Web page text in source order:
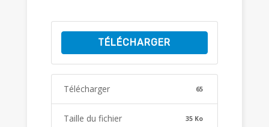
TÉLÉCHARGER
Télécharger 65
Taille du fichier 35 Ko